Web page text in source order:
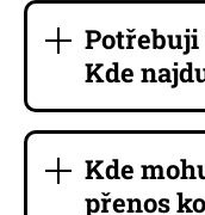
Kde
Kde
přenos